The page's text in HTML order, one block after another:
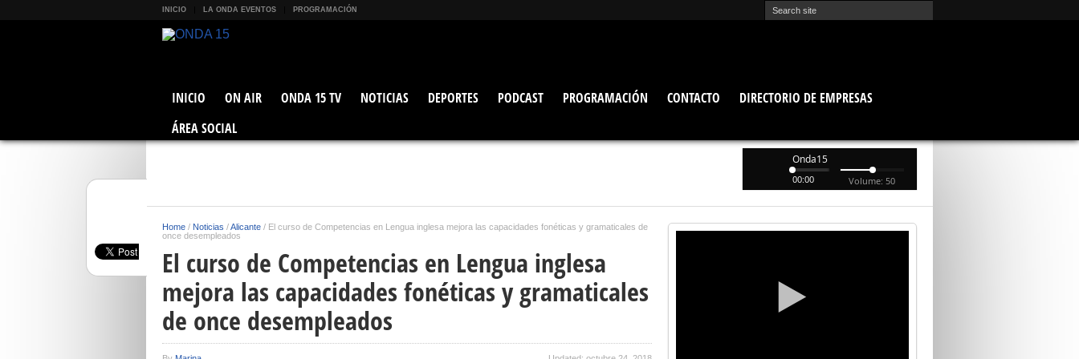
INICIO LA ONDA EVENTOS PROGRAMACIÓN
INICIO ON AIR ONDA 15 TV NOTICIAS DEPORTES PODCAST PROGRAMACIÓN CONTACTO
DIRECTORIO DE EMPRESAS
ÁREA SOCIAL
Onda15
00:00 Volume: 50
Home / Noticias /Alicante / El curso de Competencias en Lengua inglesa mejora las capacidades fonéticas y gramaticales de
once desempleados
El curso de Competencias en Lengua inglesa
mejora las capacidades fonéticas y gramaticales
de once desempleados